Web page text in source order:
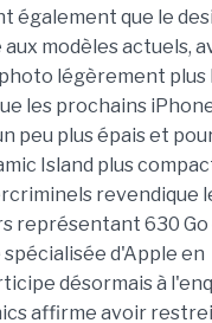
également que le
modèles actuels,
légèrement plus
les prochains
peu plus épais et
Island plus
revendique
représentant 630 Go
spécialisée d'Apple en
désormais à
affirme avoir